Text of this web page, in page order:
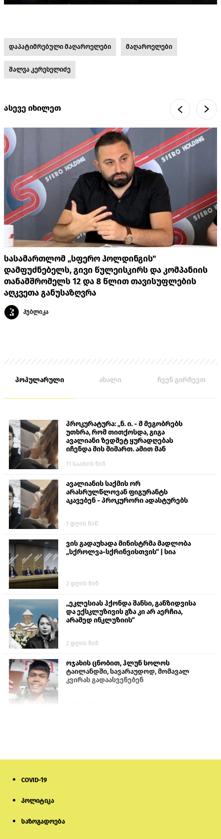
დაპატიმრებული მაღაროელები მაღაროელები
შალვა კერესელიძე
ასევე იხილეთ
სასამართლომ „სფერო ჰოლდინგის"
დამფუძნებელს, გივი წულეისკირს და კომპანიის
თანამშრომელს 12 და 8 წლით თავისუფლების
აღკვეთა განუსაზღვრა
პუბლიკა
პოპულარული ახალი ჩვენ გირჩევთ
პროკურატურა: „ნ. ი. - მ მეგობრებს
უთხრა, რომ თითქოსდა, გიგა
ავალიანი ზედმეტ ყურადღებას
იჩენდა მის მიმართ. ამით მან
თავს დასხმოდა გიგა ავალიანს“
11 საათის წინ
ავალიანის საქმის ორ
არასრულწლოვან ფიგურანტს
აკავებენ - პროკურორი ადასტურებს
1 დღის წინ
ვის გადაუხადა მინისტრმა მადლობა
„სქროლვა-სქრინვისთვის“ | სია
2 დღის წინ
„ეკლესიას ჰქონდა შანსი, განზიდვისა
და ექსკლუზივის გზა კი არ აერჩია,
არამედ ინკლუზიის“
2 დღის წინ
ოჯახის ცნობით, ჰლუნ სოლოს
ტაილანდში, სავარაუდოდ, მომავალ
კვირას გადაასვენებენ
COVID-19
პოლიტიკა
საზოგადოება